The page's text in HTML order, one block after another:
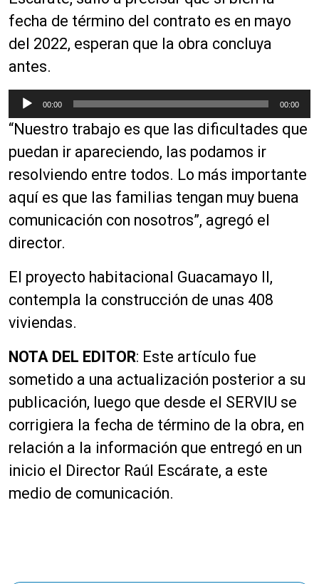
i
d
u
c
o
r
e
u
d
i
fecha de término del contrato es en mayo
del 2022, esperan que la obra concluya
antes.
e
p
r
o
d
u
c
o
r
d
e
a
d
o
00:00 00:00
“Nuestro trabajo es que las dificultades que
puedan ir apareciendo, las podamos ir
resolviendo entre todos. Lo más importante
aquí es que las familias tengan muy buena
comunicación con nosotros”, agregó el
director.
El proyecto habitacional Guacamayo II,
contempla la construcción de unas 408
viviendas.
NOTA DEL EDITOR: Este artículo fue
sometido a una actualización posterior a su
publicación, luego que desde el SERVIU se
corrigiera la fecha de término de la obra, en
relación a la información que entregó en un
inicio el Director Raúl Escárate, a este
medio de comunicación.